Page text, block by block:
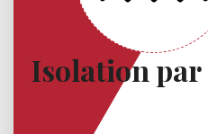
Isolation par